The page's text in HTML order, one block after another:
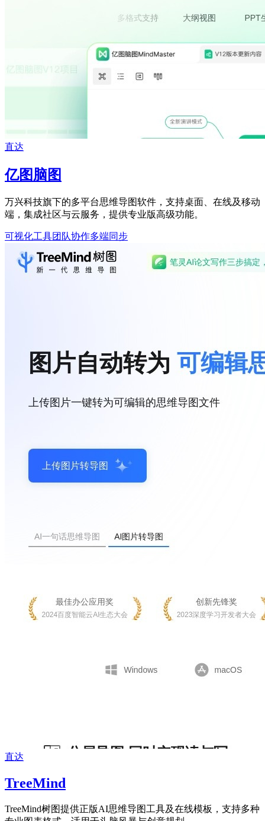
直达
亿图脑图
万兴科技旗下的多平台思维导图软件，支持桌面、在线及移动
端，集成社区与云服务，提供专业版高级功能。
可视化工具团队协作多端同步
直达
TreeMind
TreeMind树图提供正版AI思维导图工具及在线模板，支持多种